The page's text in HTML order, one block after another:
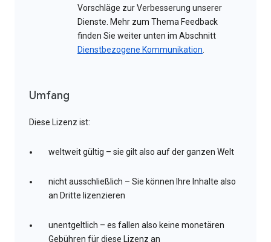
Vorschläge zur Verbesserung unserer
Dienste. Mehr zum Thema Feedback
finden Sie weiter unten im Abschnitt
Dienstbezogene Kommunikation.
Umfang
Diese Lizenz ist:
weltweit gültig – sie gilt also auf der ganzen Welt
nicht ausschließlich – Sie können Ihre Inhalte also
an Dritte lizenzieren
unentgeltlich – es fallen also keine monetären
Gebühren für diese Lizenz an